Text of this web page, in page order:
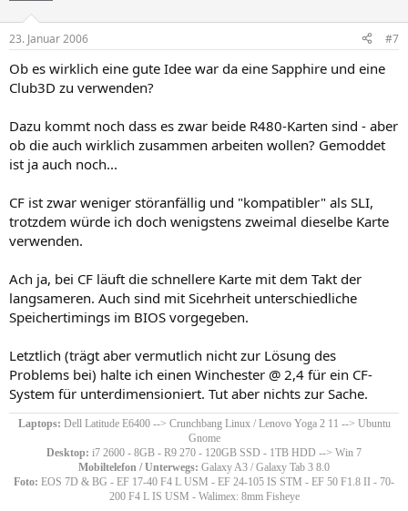
23. Januar 2006 #7
Ob es wirklich eine gute Idee war da eine Sapphire und eine
Club3D zu verwenden?
Dazu kommt noch dass es zwar beide R480-Karten sind - aber
ob die auch wirklich zusammen arbeiten wollen? Gemoddet
ist ja auch noch...
CF ist zwar weniger störanfällig und "kompatibler" als SLI,
trotzdem würde ich doch wenigstens zweimal dieselbe Karte
verwenden.
Ach ja, bei CF läuft die schnellere Karte mit dem Takt der
langsameren. Auch sind mit Sicehrheit unterschiedliche
Speichertimings im BIOS vorgegeben.
Letztlich (trägt aber vermutlich nicht zur Lösung des
Problems bei) halte ich einen Winchester @ 2,4 für ein CF-
System für unterdimensioniert. Tut aber nichts zur Sache.
Laptops: Dell Latitude E6400 --> Crunchbang Linux / Lenovo Yoga 2 11 --> Ubuntu
Gnome
Desktop: i7 2600 - 8GB - R9 270 - 120GB SSD - 1TB HDD --> Win 7
Mobiltelefon / Unterwegs: Galaxy A3 / Galaxy Tab 3 8.0
Foto: EOS 7D & BG - EF 17-40 F4 L USM - EF 24-105 IS STM - EF 50 F1.8 II - 70-
200 F4 L IS USM - Walimex: 8mm Fisheye​